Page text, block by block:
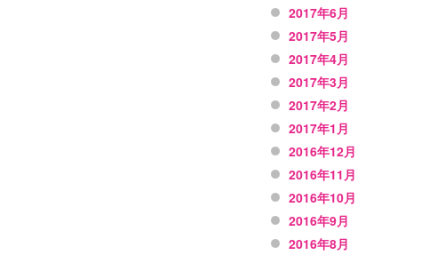
2017年6月
2017年5月
2017年4月
2017年3月
2017年2月
2017年1月
2016年12月
2016年11月
2016年10月
2016年9月
2016年8月